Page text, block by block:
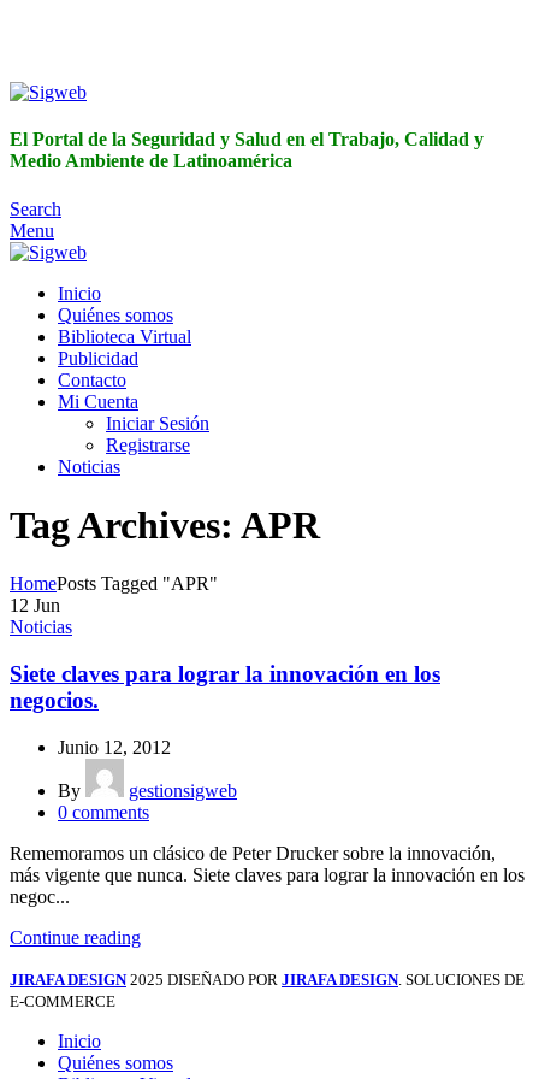
El Portal de la Seguridad y Salud en el Trabajo, Calidad y
Medio Ambiente de Latinoamérica
Search
Menu
Inicio
Quiénes somos
Biblioteca Virtual
Publicidad
Contacto
Mi Cuenta
Iniciar Sesión
Registrarse
Noticias
Tag Archives: APR
HomePosts Tagged "APR"
12 Jun
Noticias
Siete claves para lograr la innovación en los
negocios.
Junio 12, 2012
By
gestionsigweb
0 comments
Rememoramos un clásico de Peter Drucker sobre la innovación,
más vigente que nunca. Siete claves para lograr la innovación en los
negoc...
Continue reading
JIRAFA DESIGN 2025 DISEÑADO POR JIRAFA DESIGN. SOLUCIONES DE
E-COMMERCE
Inicio
Quiénes somos